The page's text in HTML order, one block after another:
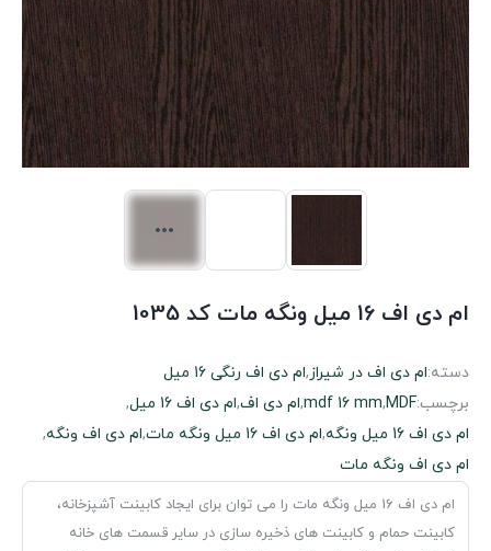
ام دی اف 16 میل ونگه مات کد 1035
دسته:ام دی اف در شیراز,ام دی اف رنگی 16 میل
برچسب:MDF
,
mdf 16 mm
,ام دی اف,ام دی اف 16 میل
,
ام دی اف 16 میل ونگه
,ام دی اف 16 میل ونگه مات ,ام دی اف ونگه,
ام دی اف ونگه مات
ام دی اف 16 میل ونگه مات را می توان برای ایجاد کابینت آشپزخانه،
کابینت حمام و کابینت های ذخیره سازی در سایر قسمت های خانه